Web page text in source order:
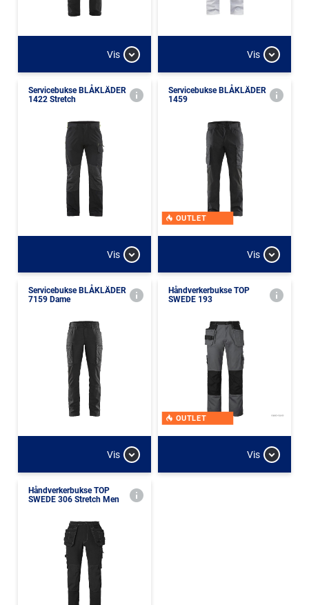
Vis Vis
Servicebukse BLÅKLÄDER
1422 Stretch
Vis
Servicebukse BLÅKLÄDER
1459
OUTLET
Vis
Servicebukse BLÅKLÄDER
7159 Dame
Vis
Håndverkerbukse TOP
SWEDE 193
OUTLET
Vis
Håndverkerbukse TOP
SWEDE 306 Stretch Men